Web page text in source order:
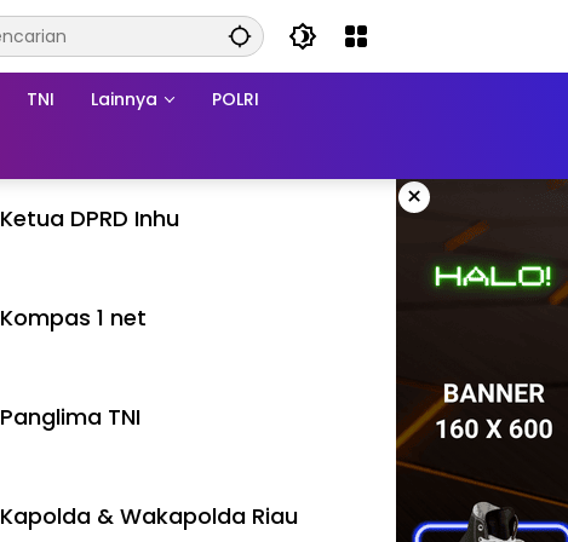
TNI Lainnya POLRI
×
Ketua DPRD Inhu
Kompas 1 net
Panglima TNI
Kapolda & Wakapolda Riau